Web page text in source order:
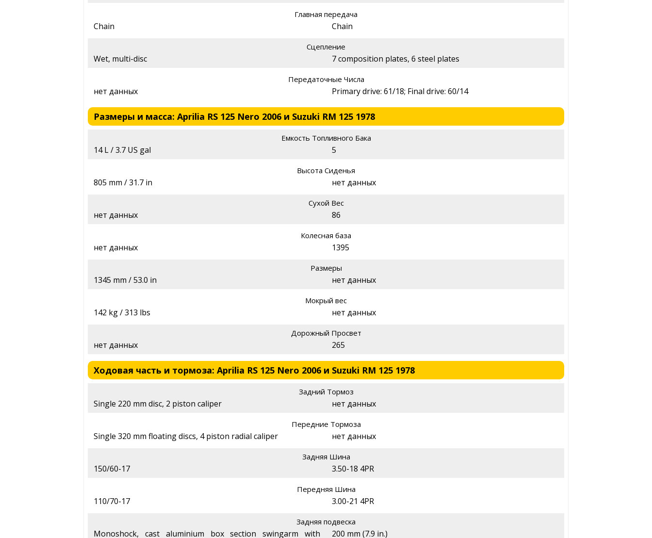
Главная передача
Chain Chain
Сцепление
Wet, multi-disc 7 composition plates, 6 steel plates
Передаточные Числа
нет данных Primary drive: 61/18; Final drive: 60/14
Размеры и масса: Aprilia RS 125 Nero 2006 и Suzuki RM 125 1978
Емкость Топливного Бака
14 L / 3.7 US gal 5
Высота Сиденья
805 mm / 31.7 in нет данных
Сухой Вес
нет данных 86
Колесная база
нет данных 1395
Размеры
1345 mm / 53.0 in нет данных
Мокрый вес
142 kg / 313 lbs нет данных
Дорожный Просвет
нет данных 265
Ходовая часть и тормоза: Aprilia RS 125 Nero 2006 и Suzuki RM 125 1978
Задний Тормоз
Single 220 mm disc, 2 piston caliper нет данных
Передние Тормоза
Single 320 mm floating discs, 4 piston radial caliper нет данных
Задняя Шина
150/60-17 3.50-18 4PR
Передняя Шина
110/70-17 3.00-21 4PR
Задняя подвеска
Monoshock, cast aluminium box section swingarm with 200 mm (7.9 in.)